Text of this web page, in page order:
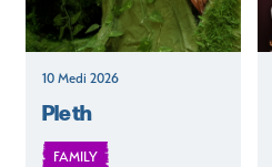
10 Medi 2026
Pleth
FAMILY